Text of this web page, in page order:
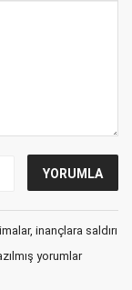
inançlara saldırı
yorumlar